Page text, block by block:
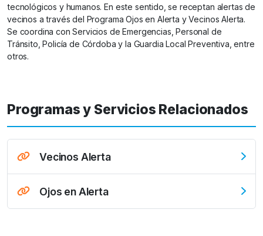
tecnológicos y humanos. En este sentido, se receptan alertas de
vecinos a través del Programa Ojos en Alerta y Vecinos Alerta.
Se coordina con Servicios de Emergencias, Personal de
Tránsito, Policía de Córdoba y la Guardia Local Preventiva, entre
otros.
Programas y Servicios Relacionados
Vecinos Alerta
Ojos en Alerta